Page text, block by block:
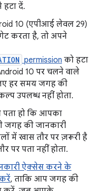
दें.
10 (एपीआई लेवल 29)
करता है, तो अपने
permission को हटा
10 पर चलने वाले
हर समय जगह की
उपलब्ध नहीं होता.
पता हो कि आपका
जगह की जानकारी
में खास तौर पर ज़रूरी है
पर पता नहीं होता.
ऐक्सेस करने के
, ताकि आप जगह की